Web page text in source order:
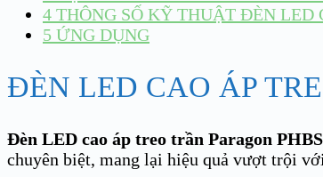
4 THÔNG SỐ KỸ THUẬT ĐÈN LED
5 ỨNG DỤNG
ĐÈN LED CAO ÁP
Đèn LED cao áp treo trần Paragon
chuyên biệt, mang lại hiệu quả vượt trội